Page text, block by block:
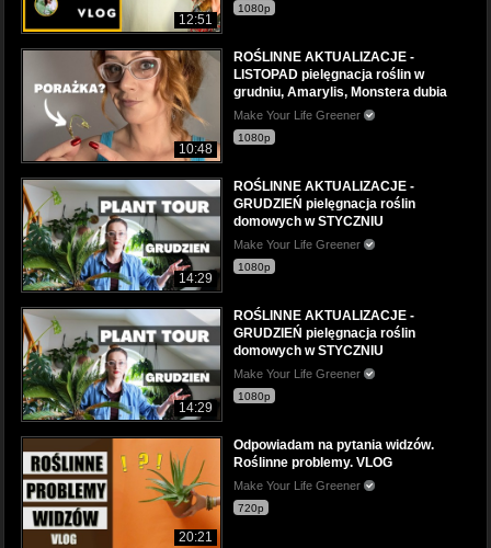
12:51
1080p
10:48
ROŚLINNE AKTUALIZACJE -
LISTOPAD pielęgnacja roślin w
grudniu, Amarylis, Monstera dubia
Make Your Life Greener
1080p
14:29
ROŚLINNE AKTUALIZACJE -
GRUDZIEŃ pielęgnacja roślin
domowych w STYCZNIU
Make Your Life Greener
1080p
14:29
ROŚLINNE AKTUALIZACJE -
GRUDZIEŃ pielęgnacja roślin
domowych w STYCZNIU
Make Your Life Greener
1080p
20:21
Odpowiadam na pytania widzów.
Roślinne problemy. VLOG
Make Your Life Greener
720p